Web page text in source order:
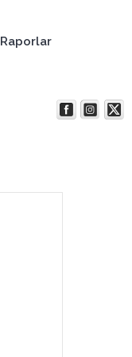
Raporlar